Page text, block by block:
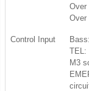
Over
Over
Control Input
TEL:
M3